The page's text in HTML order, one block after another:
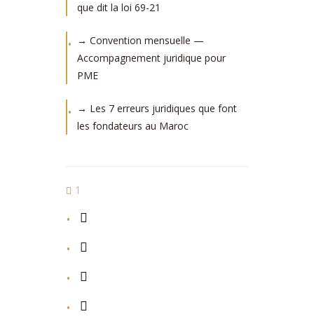
que dit la loi 69-21
→ Convention mensuelle —
Accompagnement juridique pour
PME
→ Les 7 erreurs juridiques que font
les fondateurs au Maroc
1